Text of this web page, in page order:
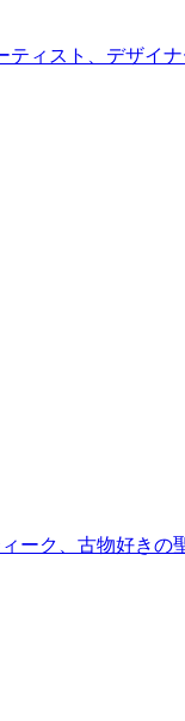
ティスト、デザイ
ーク、古物好きの